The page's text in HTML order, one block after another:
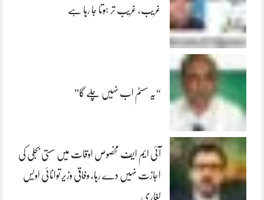
غریب، غریب تر ہوتا جا رہا ہے
“یہ سسٹم اب نہیں چلے گا”
آئی ایم ایف مخصوص اوقات میں سستی بجلی کی
اجازت نہیں دے رہا، وفاقی وزیر توانائی اویس
لغاری